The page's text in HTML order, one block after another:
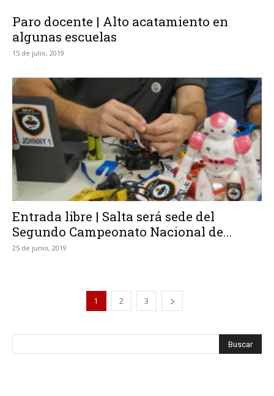
Paro docente | Alto acatamiento en
algunas escuelas
15 de julio, 2019
Entrada libre | Salta será sede del
Segundo Campeonato Nacional de...
25 de junio, 2019
1 2 3